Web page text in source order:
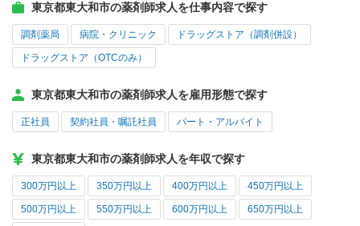
東京都東大和市の薬剤師求人を仕事内容で探す
調剤薬局 病院・クリニック ドラッグストア（調剤併設）
ドラッグストア（OTCのみ）
東京都東大和市の薬剤師求人を雇用形態で探す
正社員 契約社員・嘱託社員 パート・アルバイト
東京都東大和市の薬剤師求人を年収で探す
300万円以上 350万円以上 400万円以上 450万円以上
500万円以上 550万円以上 600万円以上 650万円以上